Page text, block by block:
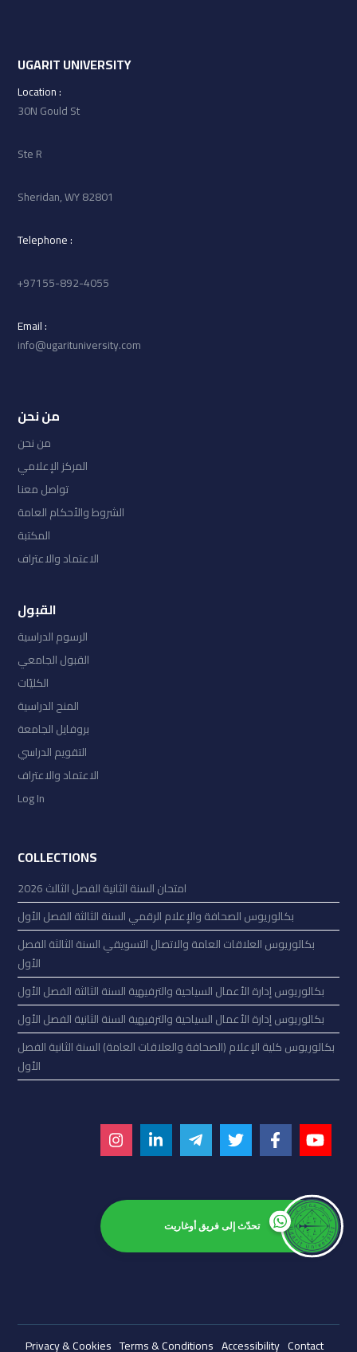
UGARIT UNIVERSITY
: Location
30N Gould St
Ste R
Sheridan, WY 82801
: Telephone
97155-892-4055+
: Email
info@ugarituniversity.com
من نحن
من نحن
المركز الإعلامي
تواصل معنا
الشروط والأحكام العامة
المكتبة
الاعتماد والاعتراف
القبول
الرسوم الدراسية
القبول الجامعي
الكليّات
المنح الدراسية
بروفايل الجامعة
التقويم الدراسي
الاعتماد والاعتراف
Log In
COLLECTIONS
امتحان السنة الثانية الفصل الثالث 2026
بكالوريوس الصحافة والإعلام الرقمي السنة الثالثة الفصل الأول
بكالوريوس العلاقات العامة والاتصال التسويقي السنة الثالثة الفصل
الأول
بكالوريوس إدارة الأعمال السياحية والترفيهية السنة الثالثة الفصل الأول
بكالوريوس إدارة الأعمال السياحية والترفيهية السنة الثانية الفصل الأول
بكالوريوس كلية الإعلام (الصحافة والعلاقات العامة) السنة الثانية الفصل
الأول
تحدّث إلى فريق أوغاريت
Privacy & Cookies Terms & Conditions Accessibility Contact